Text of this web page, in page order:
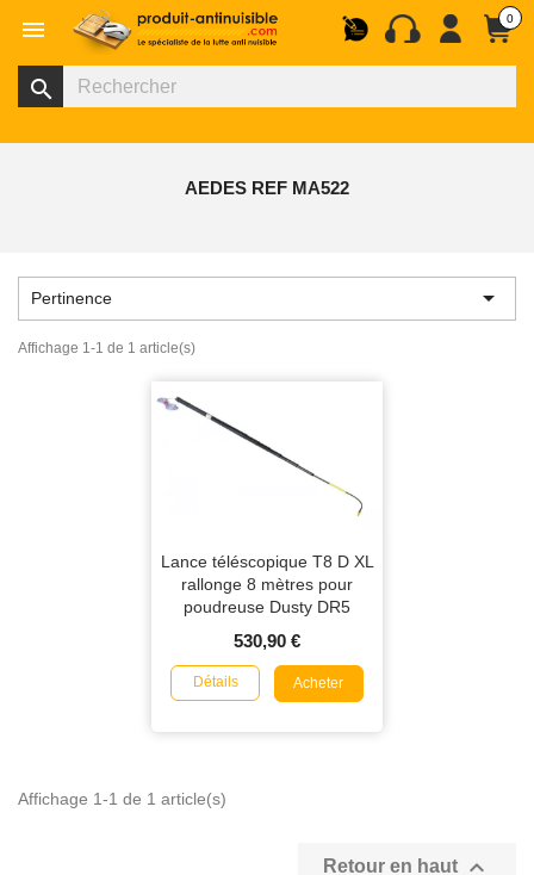
 0
search
AEDES REF MA522
Pertinence 
Affichage 1-1 de 1 article(s)
Lance téléscopique T8 D XL
rallonge 8 mètres pour
poudreuse Dusty DR5
530,90 €
Détails Acheter
Affichage 1-1 de 1 article(s)
Retour en haut 